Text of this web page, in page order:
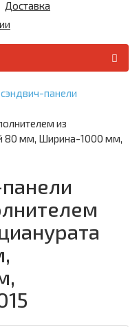
Доставка
панели
из
80 мм, Ширина-1000 мм,